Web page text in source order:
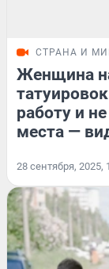
СТРАНА И
Женщина
работу и
места —
28 сентября, 2025,